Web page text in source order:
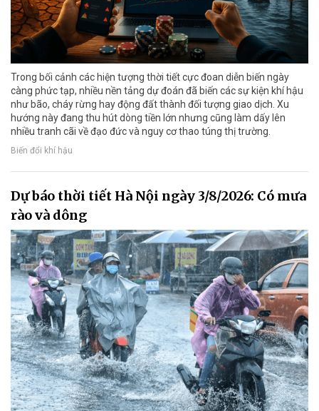
Trong bối cảnh các hiện tượng thời tiết cực đoan diễn biến ngày
càng phức tạp, nhiều nền tảng dự đoán đã biến các sự kiện khí hậu
như bão, cháy rừng hay động đất thành đối tượng giao dịch. Xu
hướng này đang thu hút dòng tiền lớn nhưng cũng làm dấy lên
nhiều tranh cãi về đạo đức và nguy cơ thao túng thị trường.
Biến đổi khí hậu
Dự báo thời tiết Hà Nội ngày 3/8/2026: Có mưa
rào và dông